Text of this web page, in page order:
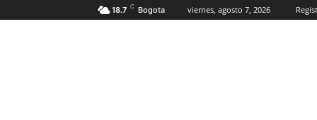
18.7 C Bogota viernes, agosto 7, 2026